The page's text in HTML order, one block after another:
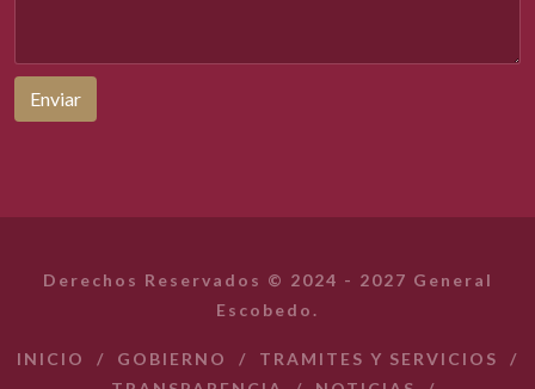
Enviar
Derechos Reservados © 2024 - 2027 General
Escobedo.
INICIO / GOBIERNO / TRAMITES Y SERVICIOS
/